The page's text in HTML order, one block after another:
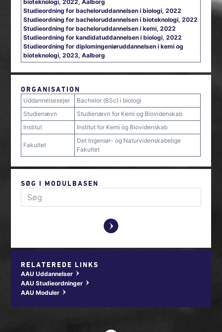
bioteknologi, 2022, Aalborg
Studieordning for bacheloruddannelsen i biologi, 2022
Studieordning for bacheloruddannelsen i bioteknologi, 2022
Studieordning for bacheloruddannelsen i kemi, 2022
Studieordning for kandidatuddannelsen i biologi, 2022
Studieordning for diplomingeniøruddannelsen i kemi og
bioteknologi, 2023, Aalborg
ORGANISATION
Uddannelsesejer
Bachelor (BSc) i biologi
Studienævn
Studienævn for Kemi og Biovidenskab
Institut
Institut for Kemi og Biovidenskab
Fakultet
Det Ingeniør- og Naturvidenskabelige
Fakultet
SØG I MODULBASEN
y
RELATEREDE LINKS
AAU Uddannelser w
AAU Studieordninger w
AAU Moduler w